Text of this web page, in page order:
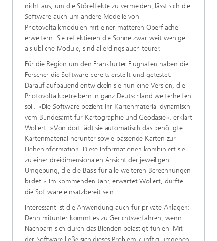
nicht aus, um die Störeffekte zu vermeiden, lässt sich die
Software auch um andere Modelle von
Photovoltaikmodulen mit einer matteren Oberfläche
erweitern. Sie reflektieren die Sonne zwar weit weniger
als übliche Module, sind allerdings auch teurer.
Für die Region um den Frankfurter Flughafen haben die
Forscher die Software bereits erstellt und getestet.
Darauf aufbauend entwickeln sie nun eine Version, die
Photovoltaikbetreibern in ganz Deutschland weiterhelfen
soll. »Die Software bezieht ihr Kartenmaterial dynamisch
vom Bundesamt für Kartographie und Geodäsie«, erklärt
Wollert. »Von dort lädt sie automatisch das benötigte
Kartenmaterial herunter sowie passende Karten zur
Höheninformation. Diese Informationen kombiniert sie
zu einer dreidimensionalen Ansicht der jeweiligen
Umgebung, die die Basis für alle weiteren Berechnungen
bildet.« Im kommenden Jahr, erwartet Wollert, dürfte
die Software einsatzbereit sein.
Interessant ist die Anwendung auch für private Anlagen:
Denn mitunter kommt es zu Gerichtsverfahren, wenn
Nachbarn sich durch das Blenden belästigt fühlen. Mit
der Software ließe sich dieses Problem künftig umgehen